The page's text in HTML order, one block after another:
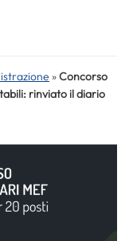
»Concorso
rinviato il diario